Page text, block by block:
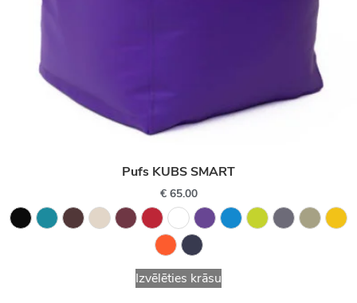
Pufs KUBS SMART
€65.00
Izvēlēties krāsu